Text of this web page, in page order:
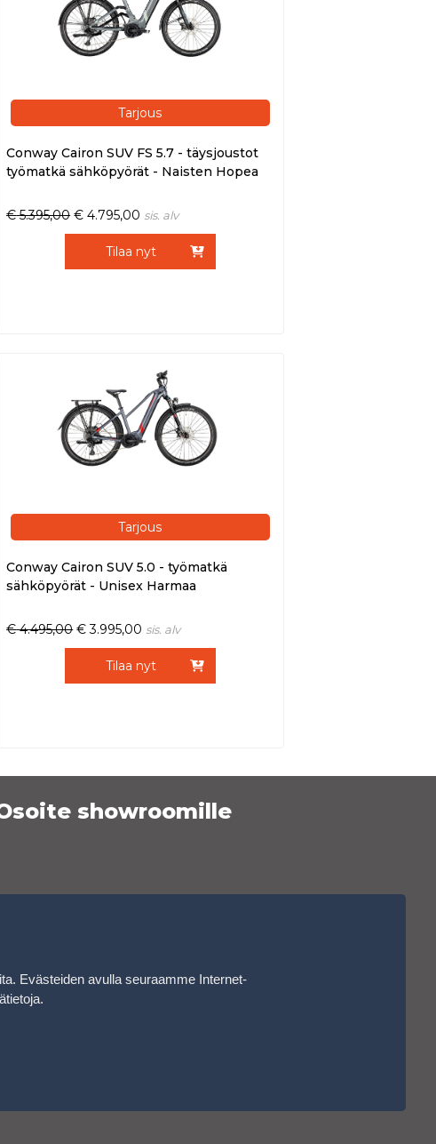
Tarjous
Conway Cairon SUV FS 5.7 - täysjoustot
työmatkä sähköpyörät - Naisten Hopea
€ 5.395,00 € 4.795,00 sis. alv
Tilaa nyt
Tarjous
Conway Cairon SUV 5.0 - työmatkä
sähköpyörät - Unisex Harmaa
€ 4.495,00 € 3.995,00 sis. alv
Tilaa nyt
showroomille
Evästeiden avulla seuraamme Internet-
.